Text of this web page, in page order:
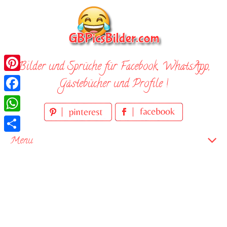
Bilder und Sprüche für Facebook, WhatsApp,
Gästebücher und Profile !
Menu
Pinterest
Facebook
WhatsApp
Teilen